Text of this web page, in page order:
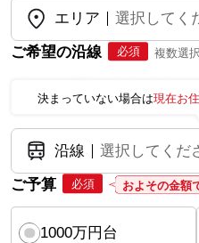
エリア
選択してく
ご希望の沿線
必須 複数選
決まっていない場合は現在お
沿線
選択してくだ
ご予算
必須 およその金額
1000万円台